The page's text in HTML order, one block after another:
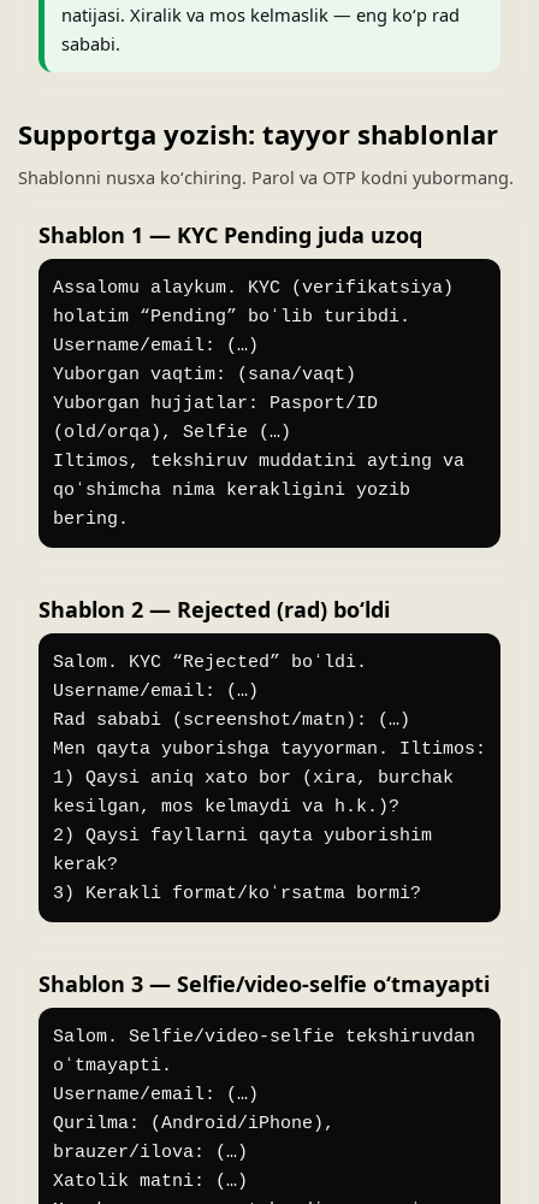
natijasi. Xiralik va mos kelmaslik — eng koʻp rad
sababi.
Supportga yozish: tayyor shablonlar
Shablonni nusxa koʻchiring. Parol va OTP kodni yubormang.
Shablon 1 — KYC Pending juda uzoq
Assalomu alaykum. KYC (verifikatsiya)
holatim “Pending” boʻlib turibdi.
Username/email: (…)
Yuborgan vaqtim: (sana/vaqt)
Yuborgan hujjatlar: Pasport/ID
(old/orqa), Selfie (…)
Iltimos, tekshiruv muddatini ayting va
qoʻshimcha nima kerakligini yozib
bering.
Shablon 2 — Rejected (rad) boʻldi
Salom. KYC “Rejected” boʻldi.
Username/email: (…)
Rad sababi (screenshot/matn): (…)
Men qayta yuborishga tayyorman. Iltimos:
1) Qaysi aniq xato bor (xira, burchak
kesilgan, mos kelmaydi va h.k.)?
2) Qaysi fayllarni qayta yuborishim
kerak?
3) Kerakli format/koʻrsatma bormi?
Shablon 3 — Selfie/video-selfie oʻtmayapti
Salom. Selfie/video-selfie tekshiruvdan
oʻtmayapti.
Username/email: (…)
Qurilma: (Android/iPhone),
brauzer/ilova: (…)
Xatolik matni: (…)